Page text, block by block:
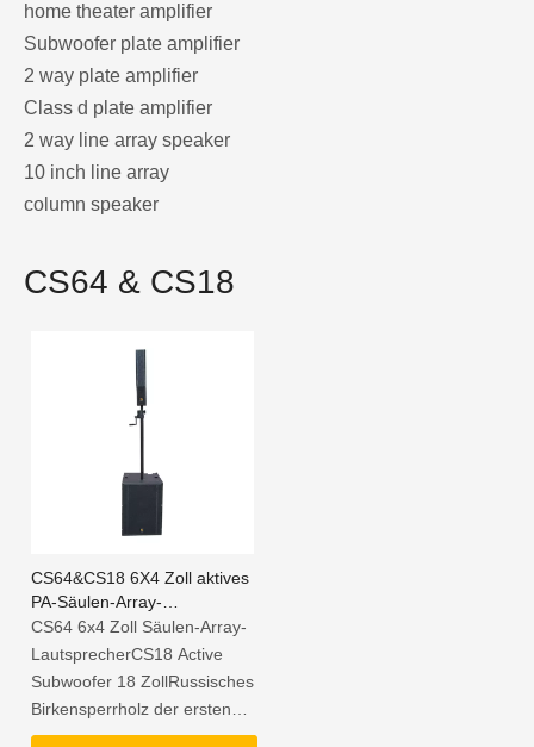
home theater amplifier
Subwoofer plate amplifier
2 way plate amplifier
Class d plate amplifier
2 way line array speaker
10 inch line array
column speaker
CS64 & CS18
CS64&CS18 6X4 Zoll aktives
PA-Säulen-Array-
Lautsprechersystem
CS64 6x4 Zoll Säulen-Array-
LautsprecherCS18 Active
Subwoofer 18 ZollRussisches
Birkensperrholz der ersten
KlasseAbdichtung